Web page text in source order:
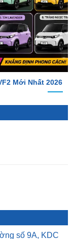
Mới Nhất 2026
số 9A, KDC